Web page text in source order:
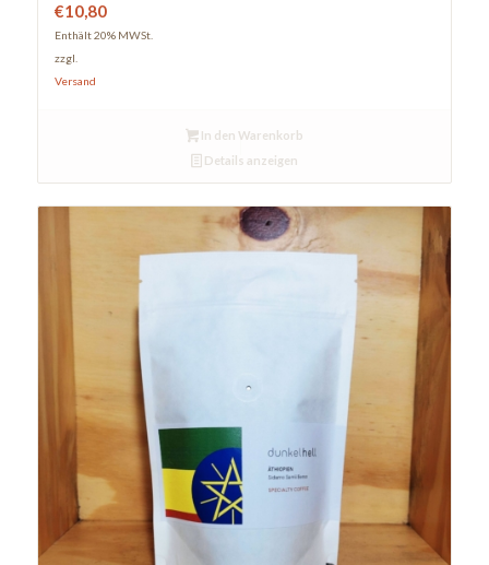
€10,80
Enthält 20% MWSt.
zzgl.
Versand
In den Warenkorb
Details anzeigen